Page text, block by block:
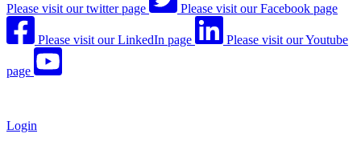
Please visit our twitter page Please visit our Facebook page
Please visit our LinkedIn page Please visit our Youtube
page
Login